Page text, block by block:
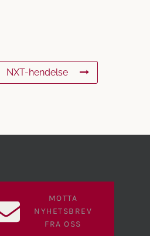
NXT-hendelse
MOTTA
NYHETSBREV
FRA OSS